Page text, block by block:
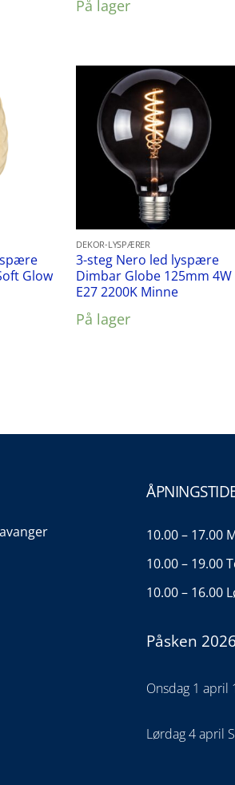
På lager
Glow
DEKOR-LYSPÆRER
3-steg Nero led lyspære
Dimbar Globe 125mm 4W
E27 2200K Minne
På lager
10.00 – 17.00
10.00 – 19.00
10.00 – 16.00
Påsken 2026
Onsdag 1 april
Lørdag 4 april